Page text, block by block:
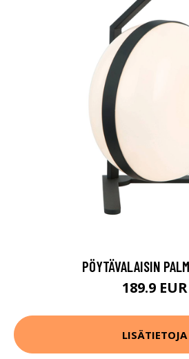
PÖYTÄVALAISIN
189.9 EUR
LISÄTIETOJA